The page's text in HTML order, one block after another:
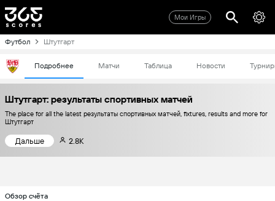
Мои Игры
Футбол Штутгарт
Подробнее Матчи Таблица Новости
Штутгарт: результаты спортивных матчей
The place for all the latest результаты спортивных матчей, fixtures, results and more for
Штутгарт
Дальше 2.8K
Обзор счёта